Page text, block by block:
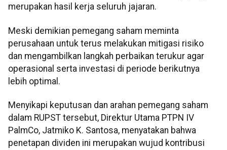
merupakan hasil kerja seluruh jajaran.
Meski demikian pemegang saham meminta
perusahaan untuk terus melakukan mitigasi risiko
dan mengambilkan langkah perbaikan terukur agar
operasional serta investasi di periode berikutnya
lebih optimal.
Menyikapi keputusan dan arahan pemegang saham
dalam RUPST tersebut, Direktur Utama PTPN IV
PalmCo, Jatmiko K. Santosa, menyatakan bahwa
penetapan dividen ini merupakan wujud kontribusi